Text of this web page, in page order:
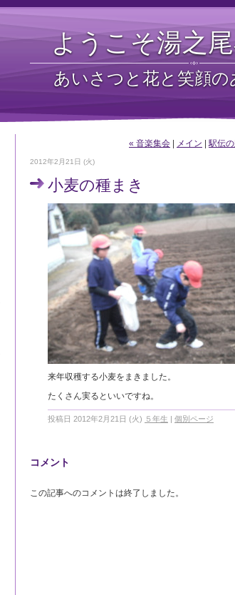
ようこそ湯之
あいさつと花と笑顔
« 音楽集会 メイン |駅伝
2012年2月21日 (火)
小麦の種まき
来年収穫する小麦をまきました。
たくさん実るといいですね。
投稿日 2012年2月21日 (火) ５年生 | 個別ページ
コメント
この記事へのコメントは終了しました。